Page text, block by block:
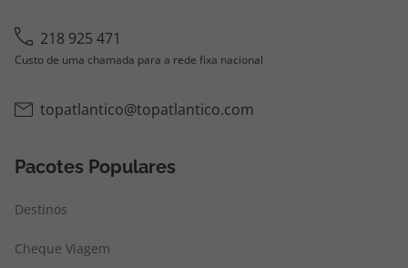
218 925 471
Custo de uma chamada para a rede fixa nacional
topatlantico@topatlantico.com
Pacotes Populares
Destinos
Cheque Viagem